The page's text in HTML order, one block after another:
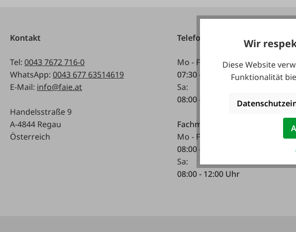
Kontakt
Tel: 0043 7672 716-0
WhatsApp: 0043 677 63514619
E-Mail: info@faie.at
Handelsstraße 9
A-4844 Regau
Österreich
Telefonisch erreichbar:
Mo - Fr:
07:30 - 17.00 Uhr
Sa:
08:00 - 12:00 Uhr
Fachmarkt
Mo - Fr:
08:00 - 17:00 Uhr
Sa:
08:00 - 12:00 Uhr
Wir
Diese Website
Funktionalität